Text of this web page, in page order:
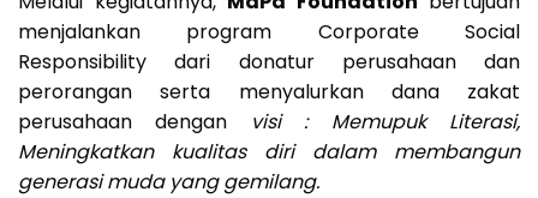
menjalankan program Corporate Social
Responsibility dari donatur perusahaan dan
perorangan serta menyalurkan dana zakat
perusahaan dengan visi : Memupuk Literasi,
Meningkatkan kualitas diri dalam membangun
generasi muda yang gemilang.